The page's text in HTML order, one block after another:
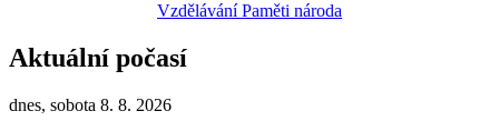
Vzdělávání Paměti národa
Aktuální počasí
dnes, sobota 8. 8. 2026